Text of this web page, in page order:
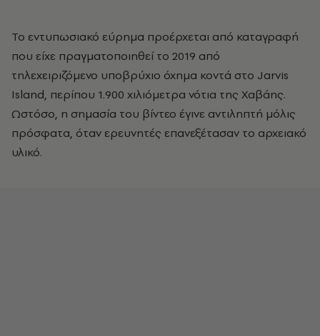
Το εντυπωσιακό εύρημα προέρχεται από καταγραφή
που είχε πραγματοποιηθεί το 2019 από
τηλεχειριζόμενο υποβρύχιο όχημα κοντά στο Jarvis
Island, περίπου 1.900 χιλιόμετρα νότια της Χαβάης.
Ωστόσο, η σημασία του βίντεο έγινε αντιληπτή μόλις
πρόσφατα, όταν ερευνητές επανεξέτασαν το αρχειακό
υλικό.